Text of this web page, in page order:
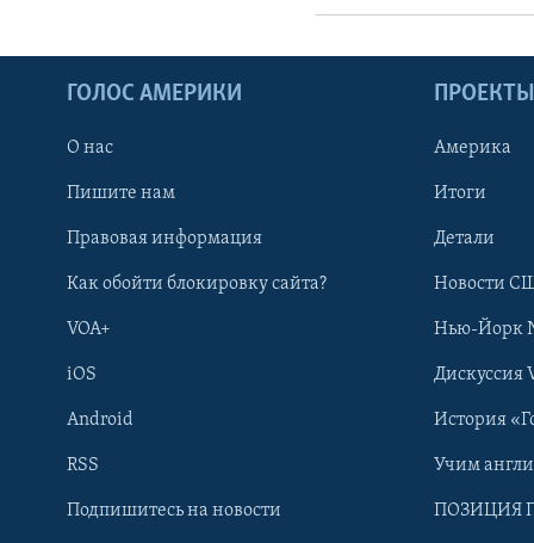
Learning English
ГОЛОС АМЕРИКИ
О нас
Пишите нам
Правовая информация
Как обойти блокировку сайта?
VOA+
iOS
Android
RSS
Подпишитесь на новости
ПРОЕКТЫ
Америка
Итоги
Детали
Новости
Нью-Йорк
Дискуссия
История
Учим
ПОЗИЦИЯ